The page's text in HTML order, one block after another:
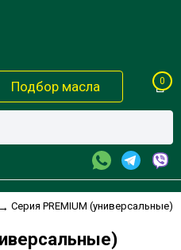
Подбор масла 0
→ Серия PREMIUM (универсальные)